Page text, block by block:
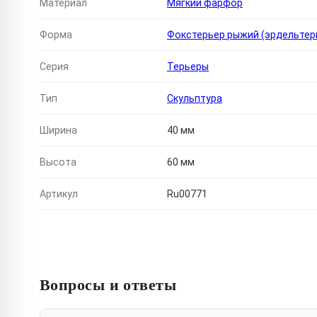
Материал Мягкий фарфор
Форма Фокстерьер рыжий
Серия Терьеры
Тип Скульптура
Ширина 40 мм
Высота 60 мм
Артикул Ru00771
Вопросы и ответы